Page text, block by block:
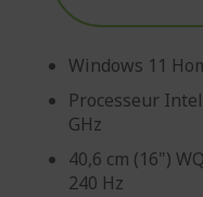
Windows 11
Processeur
GHz
40,6 cm (16")
240 Hz